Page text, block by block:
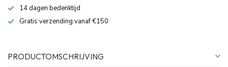
14 dagen bedenktijd
Gratis verzending vanaf €150
PRODUCTOMSCHRIJVING